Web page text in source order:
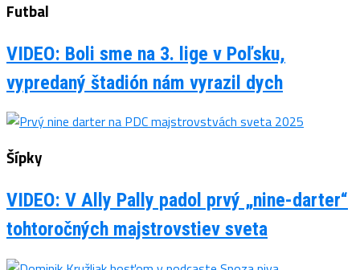
Futbal
VIDEO: Boli sme na 3. lige v Poľsku,
vypredaný štadión nám vyrazil dych
Šípky
VIDEO: V Ally Pally padol prvý „nine-darter“
tohtoročných majstrovstiev sveta